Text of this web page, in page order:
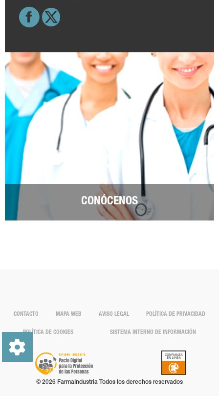
CONÓCENOS
CONTACTO MAPA WEB AVISO LEGAL POLÍTICA DE PRIVACIDAD
POLÍTICA DE COOKIES SISTEMA INTERNO DE INFORMACIÓN
© 2026 FarmaIndustria Todos los derechos reservados